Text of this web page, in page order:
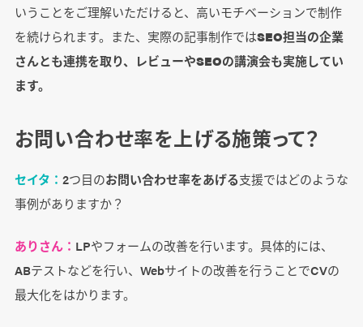
いうことをご理解いただけると、高いモチベーションで制作
を続けられます。また、実際の記事制作ではSEO担当の企業
さんとも連携を取り、レビューやSEOの講演会も実施してい
ます。
お問い合わせ率を上げる施策って？
セイタ： 2つ目のお問い合わせ率をあげる支援ではどのような
事例がありますか？
ありさん： LPやフォームの改善を行います。具体的には、
ABテストなどを行い、Webサイトの改善を行うことでCVの
最大化をはかります。